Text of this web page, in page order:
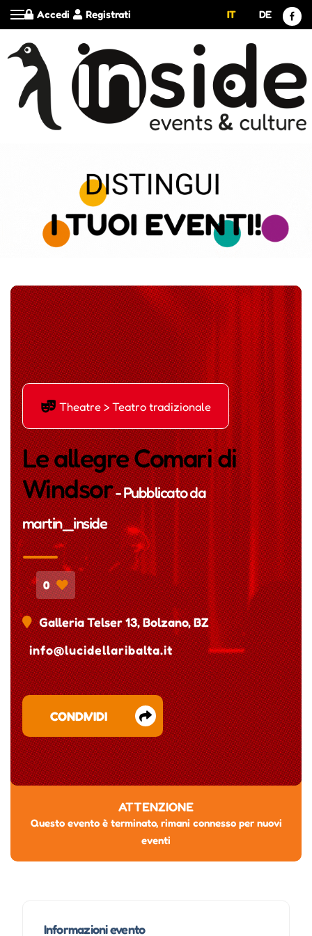
Registrati
Accedi IT DE
ď Theatre > Teatro tradizionale
Le allegre Comari di
Windsor- Pubblicato da
martin_inside
0
Galleria Telser 13, Bolzano, BZ
info@lucidellaribalta.it
CONDIVIDI
ATTENZIONE
Questo evento è terminato, rimani connesso per nuovi
eventi
Informazioni evento